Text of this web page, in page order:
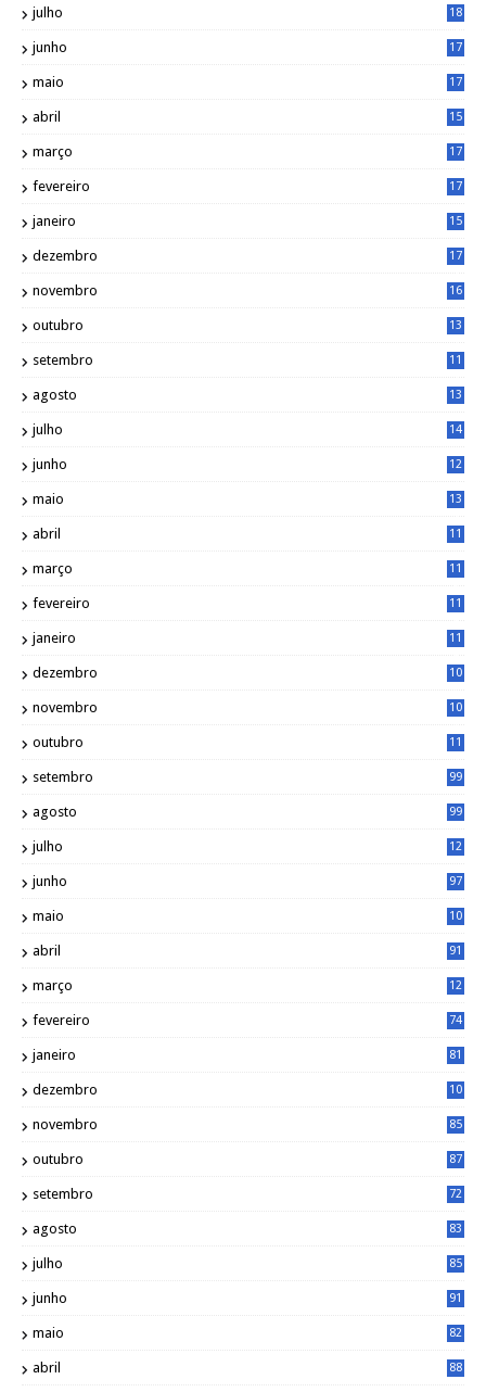
julho
18
junho
17
maio
17
abril
15
março
17
fevereiro
17
janeiro
15
dezembro
17
novembro
16
outubro
13
setembro
11
agosto
13
julho
14
junho
12
maio
13
abril
11
março
11
fevereiro
11
janeiro
11
dezembro
10
novembro
10
outubro
11
setembro 99
agosto 99
julho
12
junho 97
maio
10
abril 91
março
12
fevereiro 74
janeiro 81
dezembro
10
novembro 85
outubro 87
setembro 72
agosto 83
julho 85
junho 91
maio 82
abril 88